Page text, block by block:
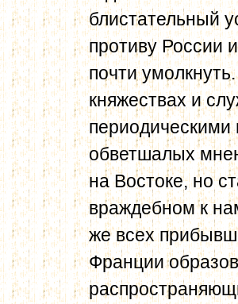
блистательный
противу России
почти
княжествах и
периодическими
обветшалых
на Востоке, но
враждебном к
же всех
Франции